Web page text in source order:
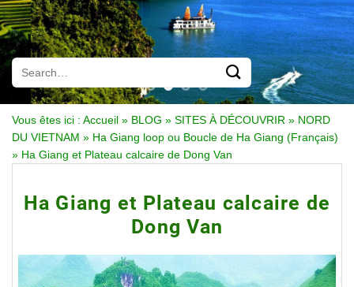
Vous êtes ici : Accueil » BLOG » SITES À DÉCOUVRIR » NORD
DU VIETNAM » Ha Giang loop ou Boucle de Ha Giang (Français)
» Ha Giang et Plateau calcaire de Dong Van
Ha Giang et Plateau calcaire de
Dong Van